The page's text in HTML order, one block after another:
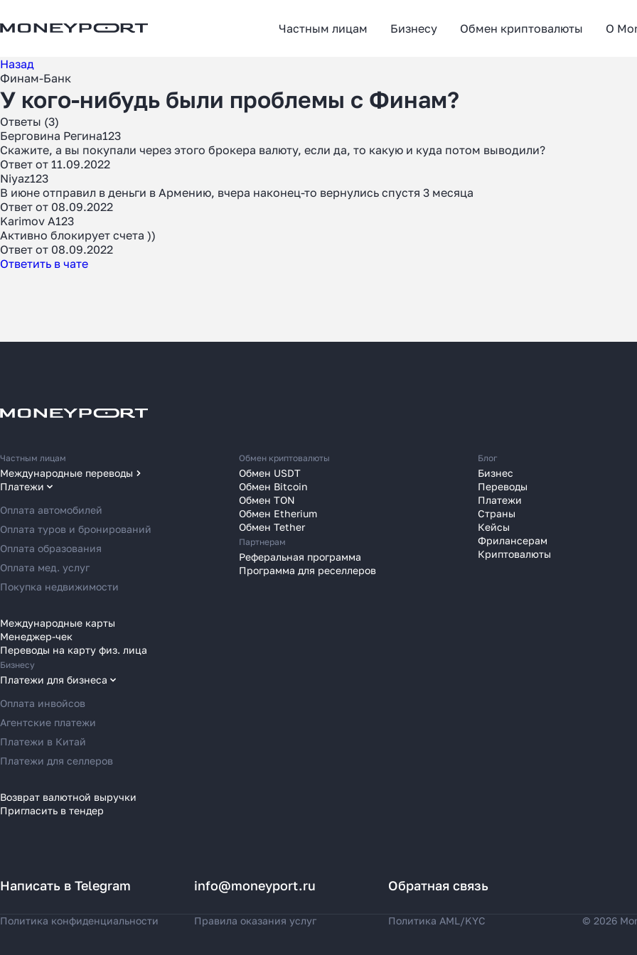
Частным лицам Бизнесу Обмен криптовалюты О
Назад
Финам-Банк
У кого-нибудь были проблемы с Финам?
Ответы (3)
Берговина Регина123
Скажите, а вы покупали через этого брокера валюту, если да, то какую и куда потом выводили?
Ответ от 11.09.2022
Niyaz123
В июне отправил в деньги в Армению, вчера наконец-то вернулись спустя 3 месяца
Ответ от 08.09.2022
Karimov A123
Активно блокирует счета ))
Ответ от 08.09.2022
Ответить в чате
Частным лицам
Международные переводы
Переводы в США
Переводы в ОАЭ
Переводы в Европу
Переводы в Азию
Переводы в Россию
Переводы в Австрию
Переводы в Болгарию
Переводы в Венгрию
Переводы в Великобританию
Переводы в Грецию
Переводы в Германию
Переводы в Ирландию
Переводы в Испанию
Переводы в Италию
Переводы в Латвию
Переводы в Литву
Переводы в Польшу
Переводы в Румынию
Платежи
Оплата автомобилей
Оплата туров и бронирований
Оплата образования
Оплата мед. услуг
Покупка недвижимости
Международные карты
Менеджер-чек
Переводы на карту физ. лица
Бизнесу
Платежи для бизнеса
Оплата инвойсов
Агентские платежи
Платежи в Китай
Платежи для селлеров
Возврат валютной выручки
Пригласить в тендер
Обмен криптовалюты
Обмен USDT
Обмен Bitcoin
Обмен TON
Обмен Etherium
Обмен Tether
Партнерам
Реферальная программа
Программа для реселлеров
Блог
Бизнес
Переводы
Платежи
Страны
Кейсы
Фрилансерам
Криптовалюты
Написать в Telegram info@moneyport.ru Обратная связь
Политика конфиденциальности Правила оказания услуг Политика AML/KYC © 2026
за 2 часа вместо 120
Рассказали, почему банки уступили
место платёжным агентам
в 2025 году